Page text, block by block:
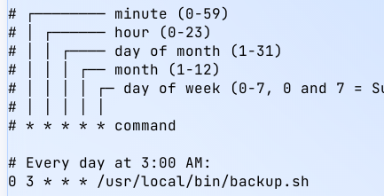
# ┌──────── minute (0-59)
# │ ┌────── hour (0-23)
# │ │ ┌──── day of month (1-31)
# │ │ │ ┌── month (1-12)
# │ │ │ │ ┌─ day of week (0-7, 0 and 7 =
# │ │ │ │ │
# * * * * * command
# Every day at 3:00 AM:
0 3 * * * /usr/local/bin/backup.sh